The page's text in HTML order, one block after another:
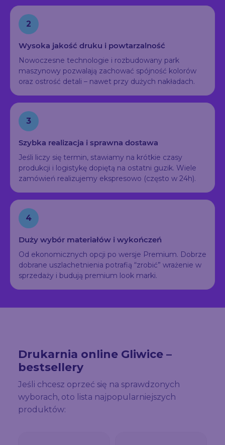
2
Wysoka jakość druku i powtarzalność
Nowoczesne technologie i rozbudowany park
maszynowy pozwalają zachować spójność kolorów
oraz ostrość detali – nawet przy dużych nakładach.
3
Szybka realizacja i sprawna dostawa
Jeśli liczy się termin, stawiamy na krótkie czasy
produkcji i logistykę dopiętą na ostatni guzik. Wiele
zamówień realizujemy ekspresowo (często w 24h).
4
Duży wybór materiałów i wykończeń
Od ekonomicznych opcji po wersje Premium. Dobrze
dobrane uszlachetnienia potrafią “zrobić” wrażenie w
sprzedaży i budują premium look marki.
Drukarnia online Gliwice –
bestsellery
Jeśli chcesz oprzeć się na sprawdzonych
wyborach, oto lista najpopularniejszych
produktów: